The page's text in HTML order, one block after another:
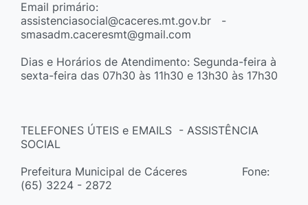
Email primário:
assistenciasocial@caceres.mt.gov.br -
smasadm.caceresmt@gmail.com
Dias e Horários de Atendimento: Segunda-feira à
sexta-feira das 07h30 às 11h30 e 13h30 às 17h30
TELEFONES ÚTEIS e EMAILS - ASSISTÊNCIA
SOCIAL
Prefeitura Municipal de Cáceres Fone:
(65) 3224 - 2872